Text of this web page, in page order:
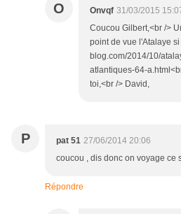
O Onvqf 31/03/2015
Coucou Gilbert,<br />
point de vue l'Atalaye
blog.com/2014/10/
atlantiques-64-
toi,<br /> David,
P pat 51 27/06/2014 20:06
coucou , dis donc on voyage ce
Répondre